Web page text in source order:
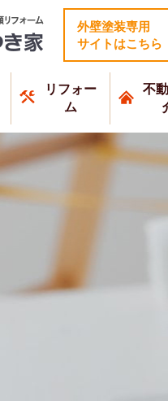
外壁塗装専用
サイトはこちら
リフォー
ム
不